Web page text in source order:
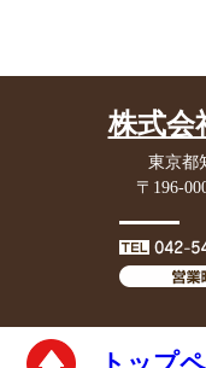
株式会
東京都
〒196-